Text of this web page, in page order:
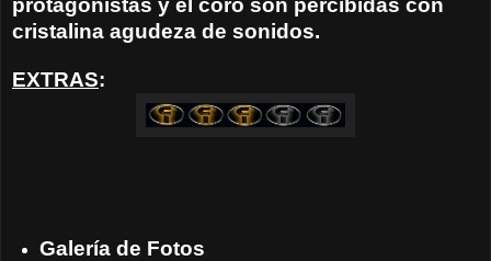
cristalina agudeza de sonidos.
EXTRAS:
Galería de Fotos